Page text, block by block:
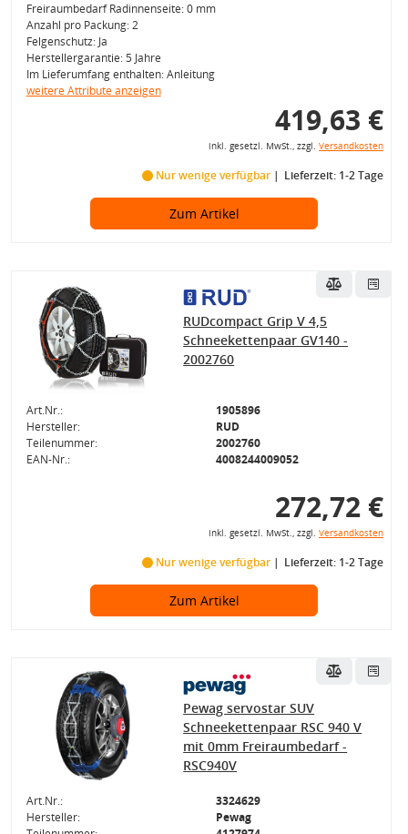
Freiraumbedarf Radinnenseite: 0 mm
Anzahl pro Packung: 2
Felgenschutz: Ja
Herstellergarantie: 5 Jahre
Im Lieferumfang enthalten: Anleitung
weitere Attribute anzeigen
419,63 €
inkl. gesetzl. MwSt., zzgl. Versandkosten
Nur wenige verfügbar Lieferzeit: 1-2 Tage
Zum Artikel
RUDcompact Grip V 4,5
Schneekettenpaar GV140 -
2002760
Art.Nr.:
1905896
Hersteller:
RUD
Teilenummer:
2002760
EAN-Nr.:
4008244009052
272,72 €
inkl. gesetzl. MwSt., zzgl. Versandkosten
Nur wenige verfügbar Lieferzeit: 1-2 Tage
Zum Artikel
Pewag servostar SUV
Schneekettenpaar RSC 940 V
mit 0mm Freiraumbedarf -
RSC940V
Art.Nr.:
3324629
Hersteller:
Pewag